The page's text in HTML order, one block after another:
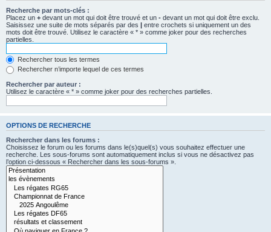
Recherche par mots-clés :
Placez un + devant un mot qui doit être trouvé et un - devant un mot qui doit être exclu.
Saisissez une suite de mots séparés par des | entre crochets si uniquement un des
mots doit être trouvé. Utilisez le caractère « * » comme joker pour des recherches
partielles.
Rechercher tous les termes
Rechercher n’importe lequel de ces termes
Rechercher par auteur :
Utilisez le caractère « * » comme joker pour des recherches partielles.
OPTIONS DE RECHERCHE
Rechercher dans les forums :
Choisissez le forum ou les forums dans le(s)quel(s) vous souhaitez effectuer une
recherche. Les sous-forums sont automatiquement inclus si vous ne désactivez pas
l’option ci-dessous « Rechercher dans les sous-forums ».